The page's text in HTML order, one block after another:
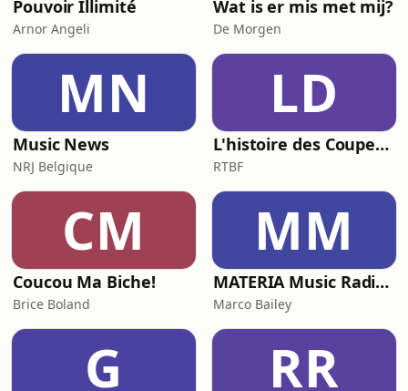
Pouvoir Illimité
Arnor Angeli
Wat is er mis met mij?
De Morgen
MN
Music News
NRJ Belgique
LD
L'histoire des Coupes du Monde, la géopolitique du ballon rond
RTBF
CM
Coucou Ma Biche!
Brice Boland
MM
MATERIA Music Radio Show by Marco Bailey
Marco Bailey
G RR